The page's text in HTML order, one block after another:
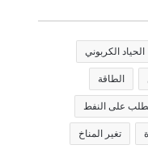
الحياد الكربوني
الطاقة
على النفط
تغير المناخ